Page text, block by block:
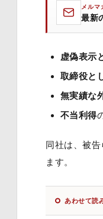
メルマ
最新
虚偽表示
取締役と
無実績な
不当利得
同社は、被
ます。
あわせて読